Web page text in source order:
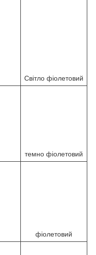
Світло фіолетовий
темно фіолетовий
фіолетовий